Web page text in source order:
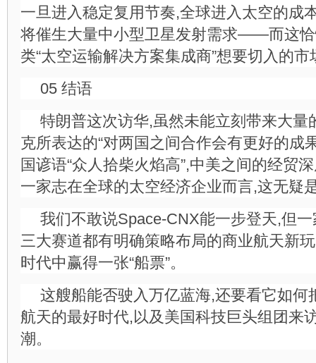
一旦进入稳定复用节奏,全球进入太空的成
将催生大量中小型卫星发射需求——而这
类“太空运输解决方案集成商”想要切入的市
05 结语
特朗普这次访华,虽然未能立刻带来大量
克所表达的“对两国之间合作会有更好的成
国谚语“众人拾柴火焰高”,中美之间的经贸
一家志在全球的太空经济企业而言,这无疑
我们不敢说Space-CNX能一步登天,但
三大赛道都有明确策略布局的商业航天新
时代中赢得一张“船票”。
这艘船能否驶入万亿蓝海,还要看它如何
航天的最好时代,以及美国科技巨头组团来
潮。